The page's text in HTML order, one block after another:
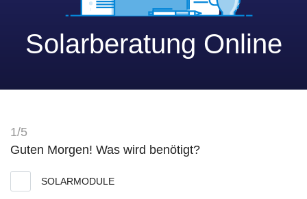
Solarberatung Online
1/5
Guten Morgen! Was wird benötigt?
SOLARMODULE